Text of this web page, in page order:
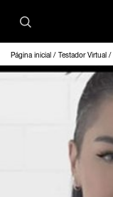
Página inicial Testador Virtual